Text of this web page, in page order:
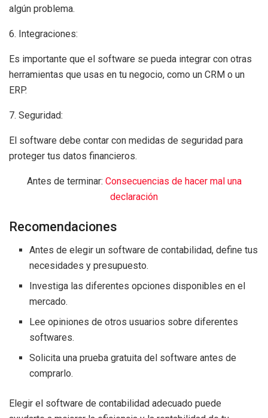
algún problema.
6. Integraciones:
Es importante que el software se pueda integrar con otras
herramientas que usas en tu negocio, como un CRM o un
ERP.
7. Seguridad:
El software debe contar con medidas de seguridad para
proteger tus datos financieros.
Antes de terminar: Consecuencias de hacer mal una
declaración
Recomendaciones
Antes de elegir un software de contabilidad, define tus
necesidades y presupuesto.
Investiga las diferentes opciones disponibles en el
mercado.
Lee opiniones de otros usuarios sobre diferentes
softwares.
Solicita una prueba gratuita del software antes de
comprarlo.
Elegir el software de contabilidad adecuado puede